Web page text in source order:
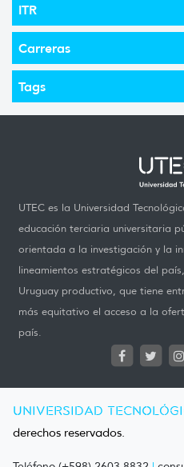
ITR
Carreras
Tags
UTEC es la Universidad
educación terciaria universitaria
orientada a la investigación y la
lineamientos estratégicos del
Uruguay productivo, que tiene
más equitativo el acceso a la
país.
UNIVERSIDAD
derechos reservados.